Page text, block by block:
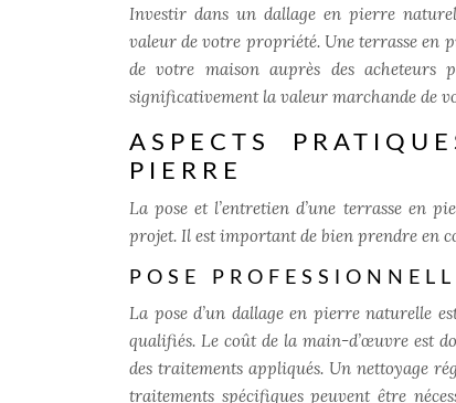
Investir dans un dallage en pierre
valeur de votre propriété. Une terrasse en
de votre maison auprès des acheteurs
significativement la valeur marchande de
ASPECTS
PIERRE
La pose et l’entretien d’une terrasse en
projet. Il est important de bien prendre en
POSE
La pose d’un dallage en pierre naturelle
qualifiés. Le coût de la main-d’œuvre est
des traitements appliqués. Un nettoyage
traitements spécifiques peuvent être